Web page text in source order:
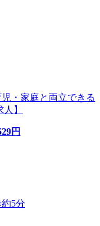
・家庭と両立できる
】
円
5分